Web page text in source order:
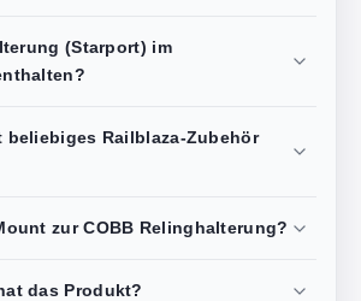
(Starport) im
beliebiges Railblaza-Zubehör
zur COBB Relinghalterung?
das Produkt?